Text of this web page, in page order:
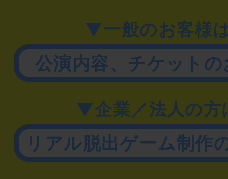
▼一般のお客様
公演内容、チケット
▼企業／法人の方
リアル脱出ゲーム制作